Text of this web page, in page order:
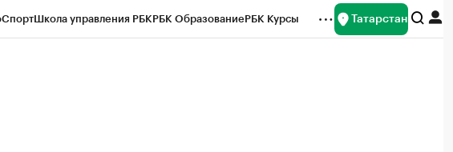
СпортШкола управления РБКРБК ОбразованиеРБК Курсы Татарстан